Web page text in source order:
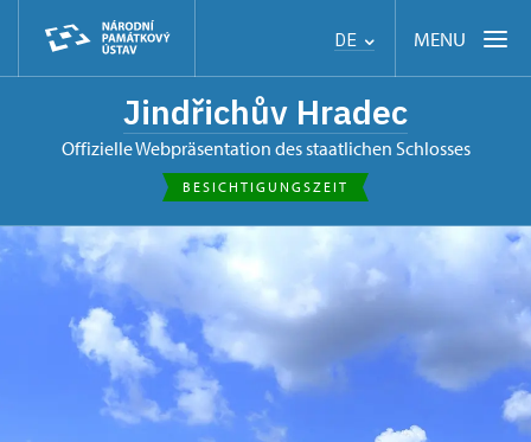
DE MENU
Jindřichův Hradec
offizielle Webpräsentation des staatlichen Schlosses
BESICHTIGUNGSZEIT